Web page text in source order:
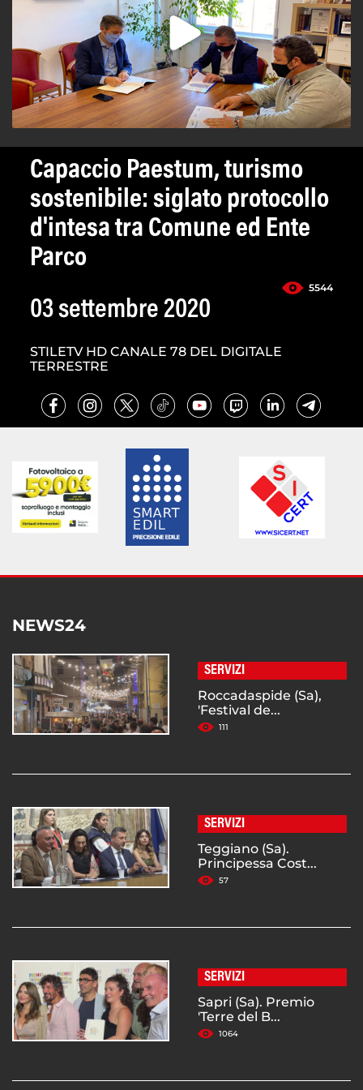
Capaccio Paestum, turismo
sostenibile: siglato protocollo
d'intesa tra Comune ed Ente
Parco
5544
03 settembre 2020
STILETV HD CANALE 78 DEL DIGITALE
TERRESTRE
NEWS24
SERVIZI
Roccadaspide (Sa),
'Festival de...
111
SERVIZI
Teggiano (Sa).
Principessa Cost...
57
SERVIZI
Sapri (Sa). Premio
'Terre del B...
1064